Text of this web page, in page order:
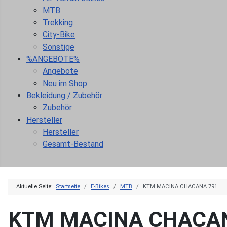
MTB
Trekking
City-Bike
Sonstige
%ANGEBOTE%
Angebote
Neu im Shop
Bekleidung / Zubehör
Zubehör
Hersteller
Hersteller
Gesamt-Bestand
Aktuelle Seite: Startseite E-Bikes MTB KTM MACINA CHACANA 791
KTM MACINA